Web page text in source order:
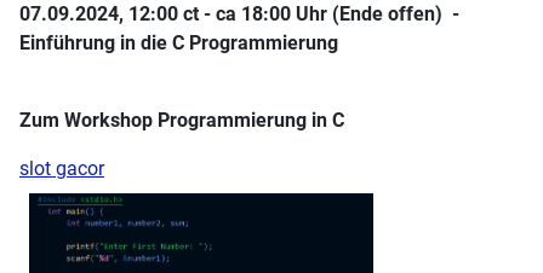
07.09.2024, 12:00 ct - ca 18:00 Uhr (Ende offen) -
Einführung in die C Programmierung
Zum Workshop Programmierung in C
slot gacor